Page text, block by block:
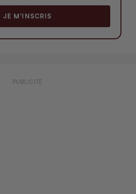
JE M'INSCRIS
PUBLICITÉ